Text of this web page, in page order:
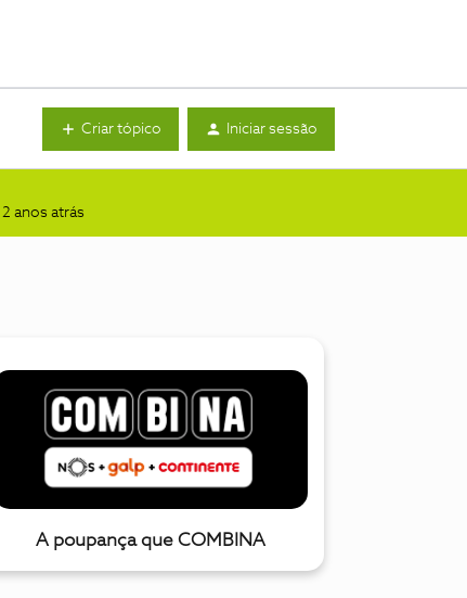
Criar tópico Iniciar sessão
2 anos atrás
A poupança que COMBINA